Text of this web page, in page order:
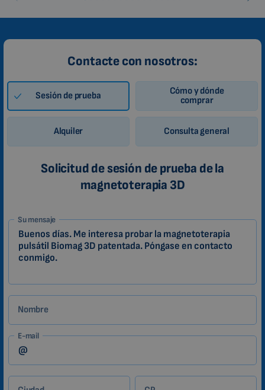
Contacte con nosotros:
Sesión de prueba
Cómo y dónde
comprar
Alquiler Consulta general
Solicitud de sesión de prueba de la
magnetoterapia 3D
1-
ES
Zákazník
Su mensaje
Nombre
E-mail